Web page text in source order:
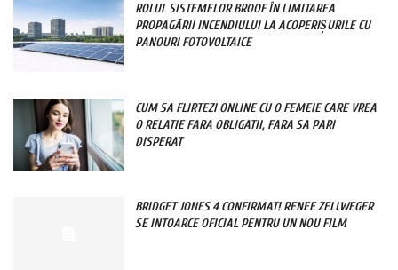
ROLUL SISTEMELOR BROOF ÎN LIMITAREA
PROPAGĂRII INCENDIULUI LA ACOPERIȘURILE CU
PANOURI FOTOVOLTAICE
CUM SA FLIRTEZI ONLINE CU O FEMEIE CARE VREA
O RELATIE FARA OBLIGATII, FARA SA PARI
DISPERAT
BRIDGET JONES 4 CONFIRMAT! RENEE ZELLWEGER
SE INTOARCE OFICIAL PENTRU UN NOU FILM